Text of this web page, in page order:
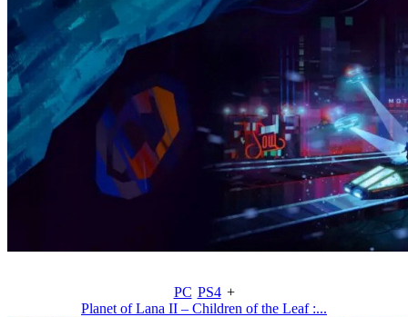
PC PS4 +
Planet of Lana II – Children of the Leaf :...